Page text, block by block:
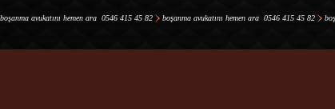
boşanma avukatını hemen ara  0546 415 45 82